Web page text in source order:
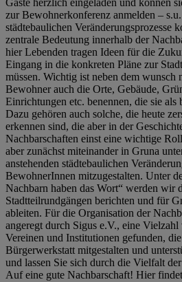
Gäste herzlich eingeladen und können
zur Bewohnerkonferenz anmelden –
städtebaulichen Veränderungsprozesse
zentrale Bedeutung innerhalb der
hier Lebenden tragen Ideen für die
Eingang in die konkreten Pläne zur
müssen. Wichtig ist neben dem wunsch
Bewohner auch die Orte, Gebäude,
Einrichtungen etc. benennen, die sie als
Dazu gehören auch solche, die heute
erkennen sind, die aber in der
Nachbarschaften einst eine wichtige
aber zunächst miteinander in Gruna
anstehenden städtebaulichen
BewohnerInnen mitzugestalten. Unter
Nachbarn haben das Wort“ werden wir
Stadtteilrundgängen berichten und für
ableiten. Für die Organisation der
angeregt durch Sigus e.V., eine
Vereinen und Institutionen gefunden,
Bürgerwerkstatt mitgestalten und
und lassen Sie sich durch die Vielfalt
Auf eine gute Nachbarschaft! Hier